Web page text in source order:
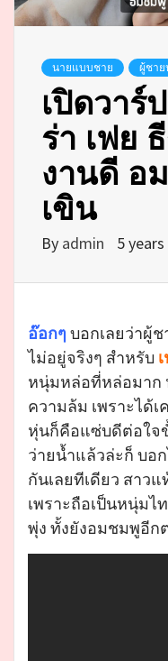
นายแบบชาย ผู้ชาย
เปิดวาร์
ร่า เฟย
งานดี อ
เขิน
By admin 5
อ๊อกๆ บอกเลยว่าผู้
ไม่อยู่จริงๆ สำหรับ
หนุ่มหล่อที่หล่อมาก
ความล้ม เพราะได้
หุ่นก็คือแซ่บดีต่อใจ
ว่ายน้ำแล้วล่ะก็ บอ
กันเลยทีเดียว สาว
เพราะถือเป็นหนุ่มไ
พุ่ง ทั้งยังอมชมพูอีก